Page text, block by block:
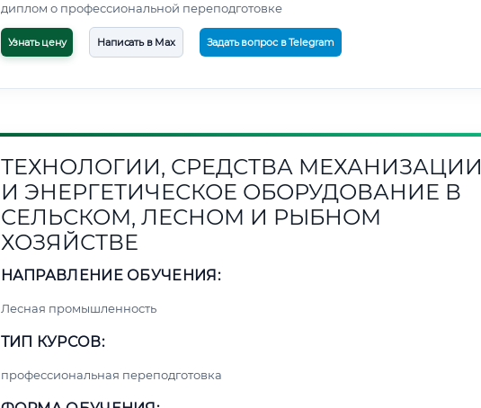
диплом о профессиональной переподготовке
Узнать цену Написать в Max Задать вопрос в Telegram
ТЕХНОЛОГИИ, СРЕДСТВА МЕХАНИЗАЦИИ
И ЭНЕРГЕТИЧЕСКОЕ ОБОРУДОВАНИЕ В
СЕЛЬСКОМ, ЛЕСНОМ И РЫБНОМ
ХОЗЯЙСТВЕ
НАПРАВЛЕНИЕ ОБУЧЕНИЯ:
Лесная промышленность
ТИП КУРСОВ:
профессиональная переподготовка